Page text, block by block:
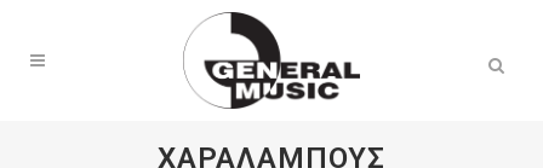
ΧΑΡΑΛΑΜΠΟΥΣ